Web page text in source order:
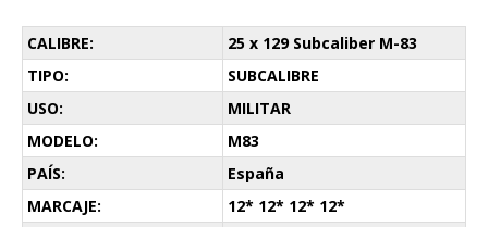
CALIBRE:
25 x 129 Subcaliber M-83
TIPO:
SUBCALIBRE
USO:
MILITAR
MODELO:
M83
PAÍS:
España
MARCAJE:
12* 12* 12* 12*